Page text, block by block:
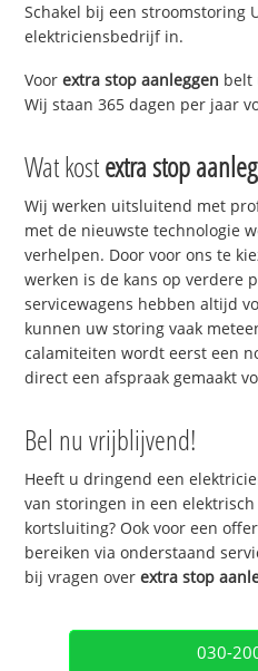
Schakel bij een stroomstoring
elektriciensbedrijf in.
Voorextra stop aanleggen belt
Wij staan 365 dagen per jaar
Wat kostextra stop
Wij werken uitsluitend met
met de nieuwste technologie
verhelpen. Door voor ons te
werken is de kans op verdere
servicewagens hebben altijd
kunnen uw storing vaak
calamiteiten wordt eerst een
direct een afspraak gemaakt
Bel nu vrijblijvend!
Heeft u dringend een
van storingen in een
kortsluiting? Ook voor een
bereiken via onderstaand
bij vragen overextra stop
030-